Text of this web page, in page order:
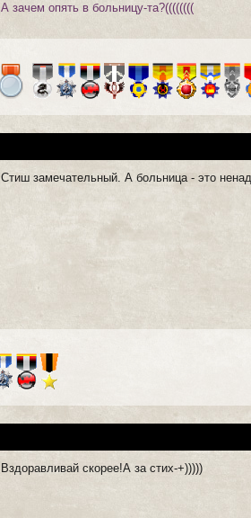
А зачем опять в больницу-та?((((((((
Стиш замечательный. А больница - это
Вздоравливай скорее!А за стих-+)))))